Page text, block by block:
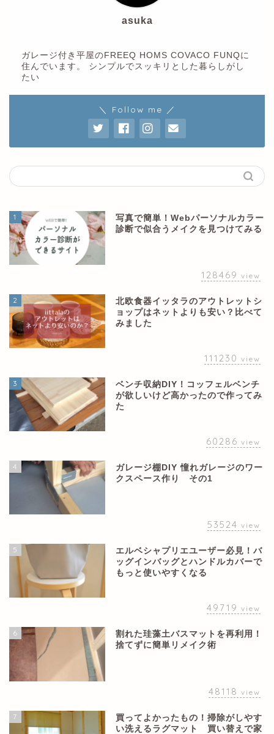
asuka
ガレージ付き平屋のFREEQ HOMS COVACO FUNQに
住んでいます。 シンプルでスッキリとした暮らしがし
たい
＼ Follow me ／
1
写真で簡単！Webパーソナルカラー
診断で似合うメイクを見つけてみる
128469 view
2
北欧食器イッタラのアウトレットシ
ョップはネットよりも安い？比べて
みました
111230 view
3
ベンチ収納DIY！コッフェルベンチ
が欲しいけど高かったので作ってみ
た
60286 view
4
ガレージ棚DIY 憧れガレージのワー
クスペース作り その1
53524 view
5
エルベシャプリエユーザー必見！バ
ッグインバッグとハンドルカバーで
もっと使いやすくなる
49719 view
6
割れた珪藻土バスマットを再利用！
捨てずに簡単リメイク術
48118 view
7
買ってよかったもの！掃除がしやす
い洗えるラグマット 買い替えで家